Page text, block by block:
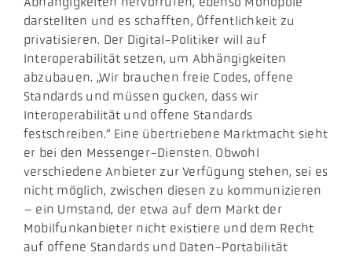
darstellten und es schafften, Öffentlichkeit zu
privatisieren. Der Digital-Politiker will auf
Interoperabilität setzen, um Abhängigkeiten
abzubauen. „Wir brauchen freie Codes, offene
Standards und müssen gucken, dass wir
Interoperabilität und offene Standards
festschreiben.“ Eine übertriebene Marktmacht sieht
er bei den Messenger-Diensten. Obwohl
verschiedene Anbieter zur Verfügung stehen, sei es
nicht möglich, zwischen diesen zu kommunizieren
– ein Umstand, der etwa auf dem Markt der
Mobilfunkanbieter nicht existiere und dem Recht
auf offene Standards und Daten-Portabilität